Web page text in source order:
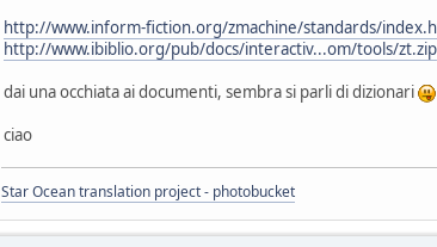
http://www.inform-fiction.org/zmachine/standards/
http://www.ibiblio.org/pub/docs/interactiv...om/tools/zt.zip
dai una occhiata ai documenti, sembra si parli di dizionari
ciao
Star Ocean translation project - photobucket